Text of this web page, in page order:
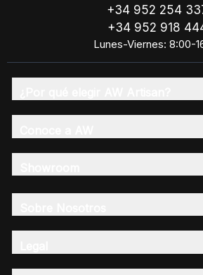
+34 952 254
+34 952 918
Lunes-Viernes: 8:00-